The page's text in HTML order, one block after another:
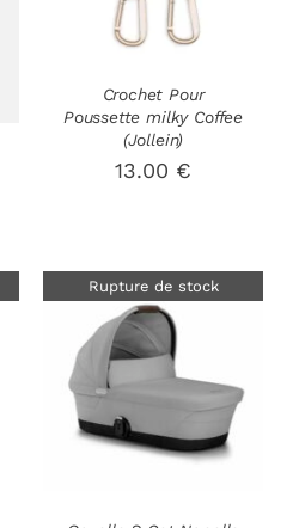
DÉTAILS
Crochet Pour
Poussette milky Coffee
(Jollein)
13.00 €
Rupture de stock